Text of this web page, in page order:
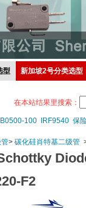
型 新加坡2号分类选型
在本站结果里搜索：
100 IRF9540 保
管> 碳化硅肖特基二级管
F2